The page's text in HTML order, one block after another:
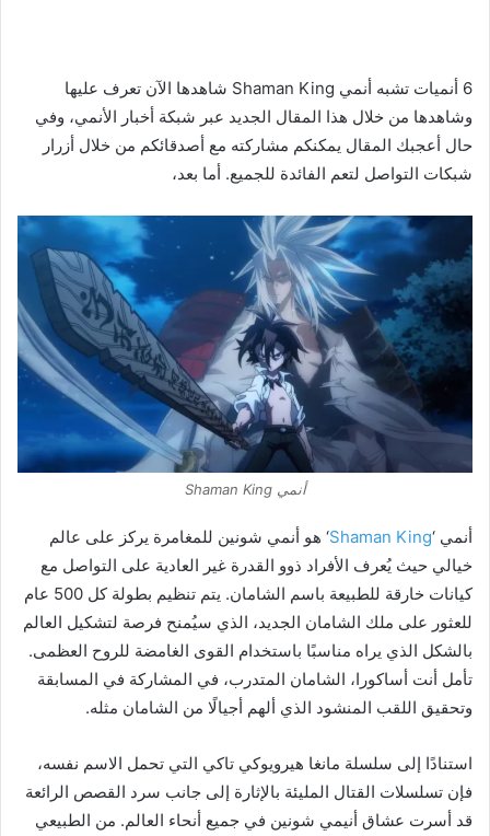
6 أنميات تشبه أنمي Shaman King شاهدها الآن تعرف عليها
وشاهدها من خلال هذا المقال الجديد عبر شبكة أخبار الأنمي، وفي
حال أعجبك المقال يمكنكم مشاركته مع أصدقائكم من خلال أزرار
شبكات التواصل لتعم الفائدة للجميع. أما بعد،
أنمي Shaman King
أنمي ‘Shaman King‘ هو أنمي شونين للمغامرة يركز على عالم
خيالي حيث يُعرف الأفراد ذوو القدرة غير العادية على التواصل مع
كيانات خارقة للطبيعة باسم الشامان. يتم تنظيم بطولة كل 500 عام
للعثور على ملك الشامان الجديد، الذي سيُمنح فرصة لتشكيل العالم
بالشكل الذي يراه مناسبًا باستخدام القوى الغامضة للروح العظمى.
تأمل أنت أساكورا، الشامان المتدرب، في المشاركة في المسابقة
وتحقيق اللقب المنشود الذي ألهم أجيالًا من الشامان مثله.
استنادًا إلى سلسلة مانغا هيرويوكي تاكي التي تحمل الاسم نفسه،
فإن تسلسلات القتال المليئة بالإثارة إلى جانب سرد القصص الرائعة
قد أسرت عشاق أنيمي شونين في جميع أنحاء العالم. من الطبيعي